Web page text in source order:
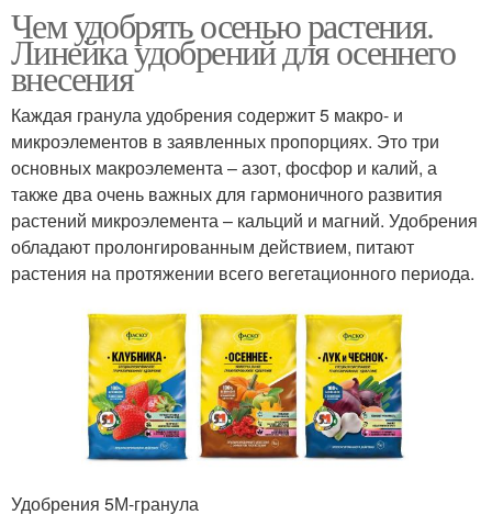
Чем удобрять осенью растения.
Линейка удобрений для осеннего
внесения
Каждая гранула удобрения содержит 5 макро- и
микроэлементов в заявленных пропорциях. Это три
основных макроэлемента – азот, фосфор и калий, а
также два очень важных для гармоничного развития
растений микроэлемента – кальций и магний. Удобрения
обладают пролонгированным действием, питают
растения на протяжении всего вегетационного периода.
Удобрения 5М-гранула